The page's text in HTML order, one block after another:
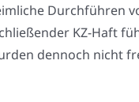
Durch­füh­ren
KZ-Haft
den­noch nicht